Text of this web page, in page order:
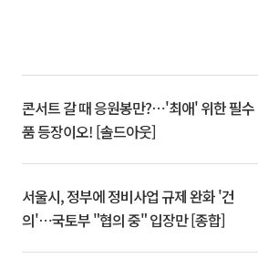
콘서트 갈 때 응원봉만?⋯'최애' 위한 필수
품 등장이오! [솔드아웃]
서울시, 정부에 정비사업 규제 완화 '건
의'⋯국토부 "협의 중" 입장만 [종합]